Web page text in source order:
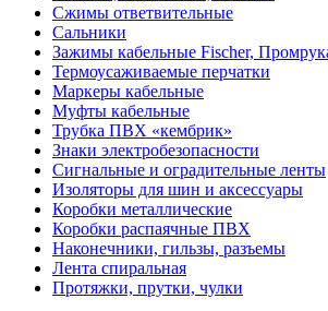
Сжимы ответвительные
Сальники
Зажимы кабельные Fischer,
Термоусаживаемые перчатки
Маркеры кабельные
Муфты кабельные
Трубка ПВХ «кембрик»
Знаки электробезопасности
Сигнальные и оградительные ленты
Изоляторы для шин и аксессуары
Коробки металлические
Коробки распаячные ПВХ
Наконечники, гильзы, разъемы
Лента спиральная
Протяжки, прутки, чулки